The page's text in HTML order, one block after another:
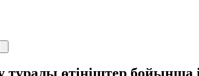
өтініштер бойынша